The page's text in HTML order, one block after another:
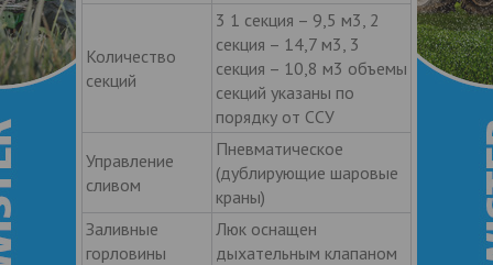
Количество
секций
3 1 секция – 9,5 м3, 2
секция – 14,7 м3, 3
секция – 10,8 м3 объемы
секций указаны по
порядку от ССУ
Управление
сливом
Пневматическое
(дублирующие шаровые
краны)
Заливные
горловины
Люк оснащен
дыхательным клапаном